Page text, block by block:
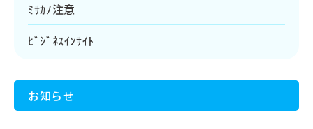
ﾐｻｶﾉ注意
ﾋﾞｼﾞﾈｽｲﾝｻｲﾄ
お知らせ